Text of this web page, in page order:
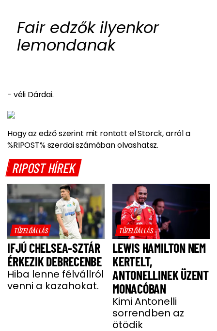
Fair edzők ilyenkor
lemondanak
- véli Dárdai.
Hogy az edző szerint mit rontott el Storck, arról a
%RIPOST% szerdai számában olvashatsz.
RIPOST HÍREK
TÜZELŐÁLLÁS
IFJÚ CHELSEA-SZTÁR
ÉRKEZIK DEBRECENBE
Hiba lenne félvállról
venni a kazahokat.
TÜZELŐÁLLÁS
LEWIS HAMILTON NEM
KERTELT,
ANTONELLINEK ÜZENT
MONACÓBAN
Kimi Antonelli
sorrendben az
ötödik